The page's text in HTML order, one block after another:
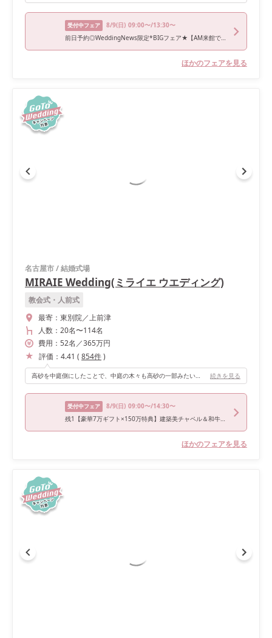
受付中フェア 8/9(日) 09:00〜/13:30〜
前日予約◎WeddingNews限定*BIGフェア★【AM来館でドレス2着＆2泊3日宿泊＆1万円ペア食事券プレゼント♪】＼最大120万円優待／憧れの大聖堂＆和牛×イセエビなど3万円相当コース試食《人気NO.1★上質のホテルW》
ほかのフェアを見る
名古屋市/結婚式場
MIRAIE Wedding(ミライエ ウエディング)
教会式・人前式
最寄： 東別院／上前津
人数： 20名〜114名
費用： 52名 ／365万円
評価： 4.41 ( 854件)
高砂を中庭側にしたことで、中庭の木々も高砂の一部みたいになって、まるで自然の中にいるような写真も撮れました。 続きを見る
受付中フェア 8/9(日) 09:00〜/14:30〜
残1【豪華7万ギフト×150万特典】建築美チャペル＆和牛試食
ほかのフェアを見る